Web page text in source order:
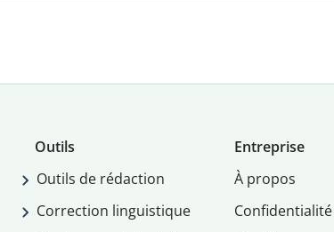
Outils
Outils de rédaction
Correction linguistique
Entreprise
À propos
Confidentialité